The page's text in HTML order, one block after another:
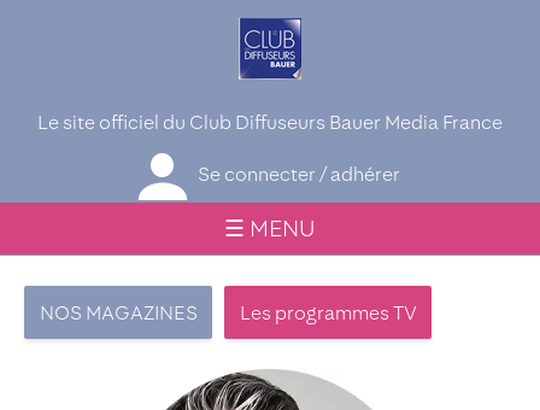
Le site officiel du Club Diffuseurs Bauer Media France
Se connecter / adhérer
☰ MENU
NOS MAGAZINES Les programmes TV